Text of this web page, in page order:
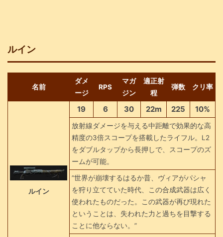
ルイン
名前
ダメ
ージ
RPS
マガ
ジン
適正射
程
弾数 クリ率
ルイン
19 6 30 22m 225 10%
放射線ダメージを与える中距離で効果的な高
精度の3倍スコープを搭載したライフル。L2
をダブルタップから長押しで、スコープのズ
ームが可能。
”世界が崩壊するはるか昔、ヴィアがパシャ
を狩り立てていた時代、この合成武器は広く
使われたものだった。この武器が再び現れた
ということは、失われた力と過ちを目撃する
ことに他ならない。”